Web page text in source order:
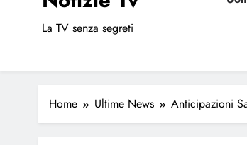
La TV senza segreti
Home Ultime News Anticipazioni